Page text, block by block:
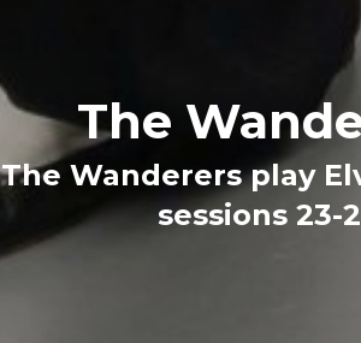
The
The Wanderers play
sessions 23-